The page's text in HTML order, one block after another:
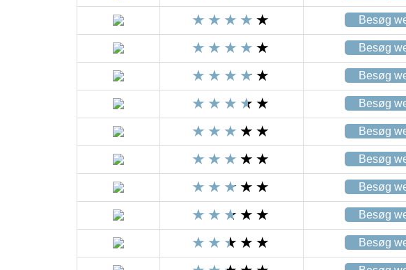
Besøg
Besøg
Besøg
Besøg
Besøg
Besøg
Besøg
Besøg
Besøg